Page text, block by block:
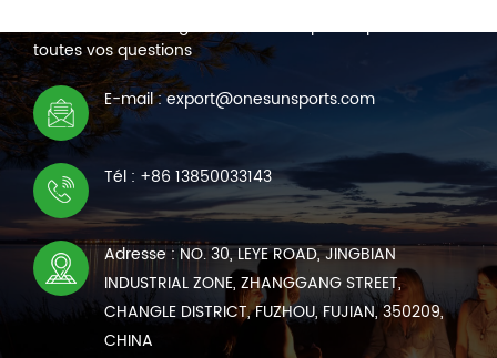
ce qui la rend plus cool.
LIRE LA SUITE
Nous sommes en ligne 7*24 heures pour répondre à
toutes vos questions
E-mail : export@onesunsports.com
Tél : +86 13850033143
Adresse : NO. 30, LEYE ROAD, JINGBIAN
INDUSTRIAL ZONE, ZHANGGANG STREET,
CHANGLE DISTRICT, FUZHOU, FUJIAN, 350209,
CHINA